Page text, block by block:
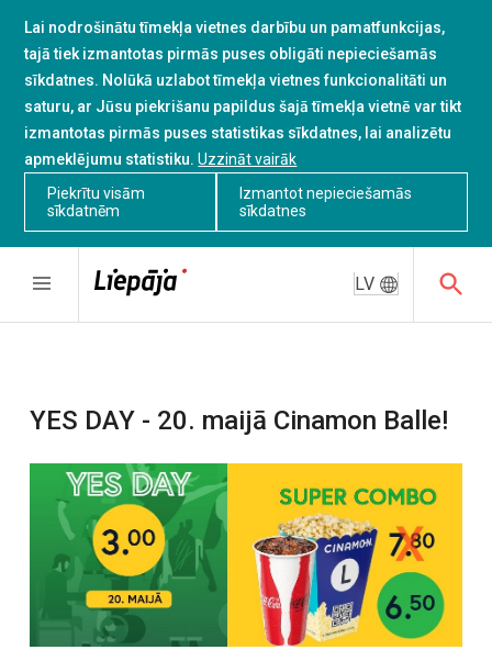
Lai nodrošinātu tīmekļa vietnes darbību un pamatfunkcijas,
tajā tiek izmantotas pirmās puses obligāti nepieciešamās
sīkdatnes. Nolūkā uzlabot tīmekļa vietnes funkcionalitāti un
saturu, ar Jūsu piekrišanu papildus šajā tīmekļa vietnē var tikt
izmantotas pirmās puses statistikas sīkdatnes, lai analizētu
apmeklējumu statistiku. Uzzināt vairāk
Piekrītu visām
sīkdatnēm
Izmantot nepieciešamās
sīkdatnes
LV
YES DAY - 20. maijā Cinamon Balle!